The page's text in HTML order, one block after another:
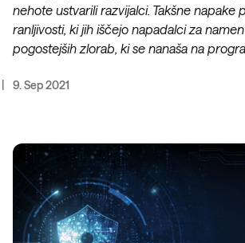
nehote ustvarili razvijalci. Takšne napake
ranljivosti, ki jih iščejo napadalci za
pogostejših zlorab, ki se nanaša na
9. Sep 2021